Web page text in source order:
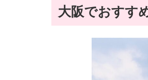
大阪でおすす